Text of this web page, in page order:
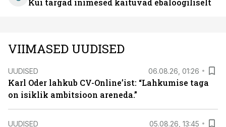
Kui targad inimesed käituvad ebaloogiliselt
VIIMASED UUDISED
UUDISED 06.08.26, 01:26
Karl Oder lahkub CV-Online’ist: “Lahkumise taga
on isiklik ambitsioon areneda.”
UUDISED 05.08.26, 13:45